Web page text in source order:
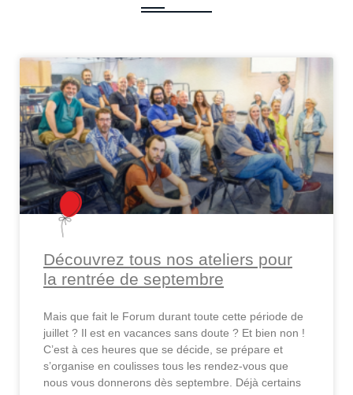
Découvrez tous nos ateliers pour
la rentrée de septembre
Mais que fait le Forum durant toute cette période de
juillet ? Il est en vacances sans doute ? Et bien non !
C’est à ces heures que se décide, se prépare et
s’organise en coulisses tous les rendez-vous que
nous vous donnerons dès septembre. Déjà certains